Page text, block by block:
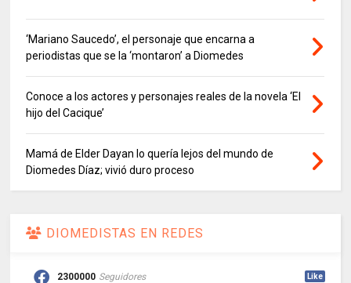
‘Mariano Saucedo’, el personaje que encarna a
periodistas que se la ‘montaron’ a Diomedes
Conoce a los actores y personajes reales de la novela ‘El
hijo del Cacique’
Mamá de Elder Dayan lo quería lejos del mundo de
Diomedes Díaz; vivió duro proceso
DIOMEDISTAS EN REDES
2300000 Seguidores Like